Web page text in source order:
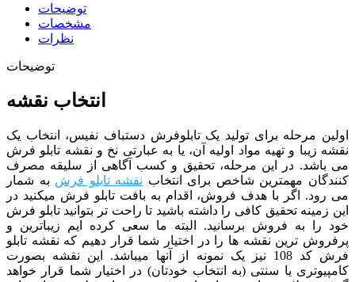
توضیحات
مشخصات
نظرات
توضیحات
انتخاب نقشه
اولین مرحله برای تولید یک تابلوفرش دستباف نفیس، انتخاب یک
نقشه زیبا و تهیه مواد اولیه آن، یا به عبارتی نخ و نقشه تابلو فرش
می باشد. در این مرحله، تحقیق و کسب آگاهی از سلیقه مصرف
کنندگان مهمترین شاخص برای انتخاب نقشه تابلو فرش به شمار
می رود. اگر با هدف فروش، اقدام به بافت تابلو فرش میکنید در
این زمینه تحقیق کافی را داشته باشید تا راحت تر بتوانید تابلو فرش
خود را به فروش برسانید. البته ما سعی کرده ایم زیباترین و
پرفروش ترین نقشه ها را در اختیار شما قرار دهیم که نقشه تابلو
فرش کد 108 نیز یک نمونه از آنها میباشد. این نقشه بصورت
کامپیوتری یا سنتی (به انتخاب خودتان) در اختیار شما قرار خواهد